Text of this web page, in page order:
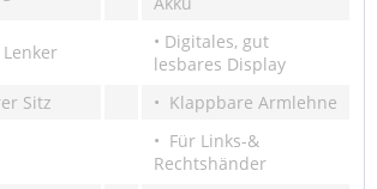
• Digitales, gut
lesbares Display
Sitz
• Klappbare Armlehne
• Für Links-&
Rechtshänder